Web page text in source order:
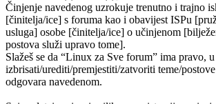
Činjenje navedenog uzrokuje trenutno i trajno
[činitelja/ice] s foruma kao i obavijest ISPu
usluga] osobe [činitelja/ice] o učinjenom
postova služi upravo tome].
Slažeš se da “Linux za Sve forum” ima pravo,
izbrisati/urediti/premjestiti/zatvoriti teme/
odgovara navedenom.